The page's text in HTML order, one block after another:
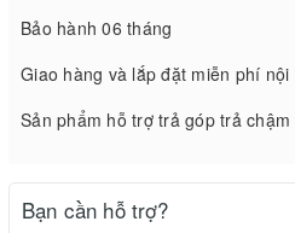
Bảo hành 06 tháng
Giao hàng và lắp đặt miễn phí nội
Sản phẩm hỗ trợ trả góp trả
Bạn cần hỗ trợ?